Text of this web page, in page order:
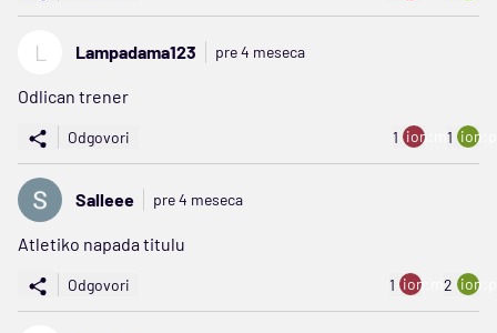
L Lampadama123 pre 4 meseca
Odlican trener
Odgovori 1 ion:minus
1
Salleee pre 4 meseca
Atletiko napada titulu
Odgovori 1 ion:minus
2